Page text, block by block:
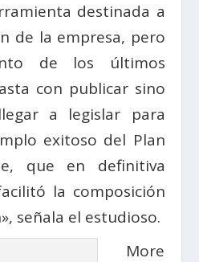
destinada a
de la empresa, pero
de los últimos
con publicar sino
a legislar para
exitoso del Plan
que en definitiva
la composición
señala el estudioso.
More